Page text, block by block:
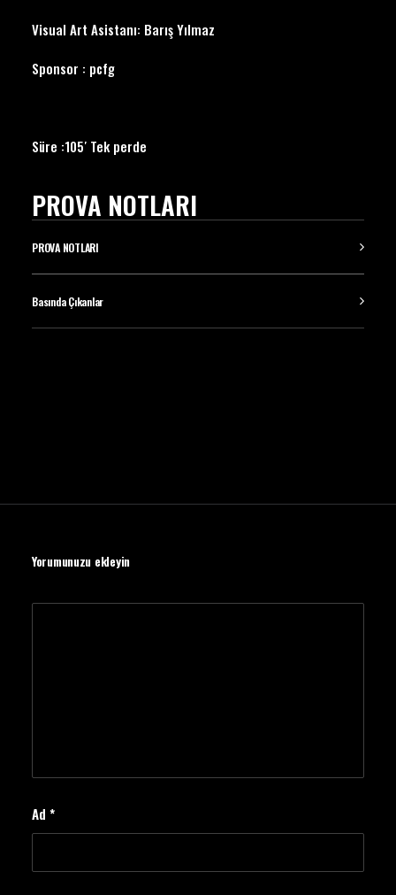
Visual Art Asistanı: Barış Yılmaz
Sponsor : pcfg
Süre :105′ Tek perde
PROVA NOTLARI
PROVA NOTLARI
Basında Çıkanlar
Yorumunuzu ekleyin
Ad *